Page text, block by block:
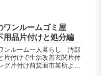
。
ワンルームゴミ屋
品片付けと処分編
ンルーム一人暮らし 汚部
片付けで生活改善玄関片付
グ片付け前箕面市某所より